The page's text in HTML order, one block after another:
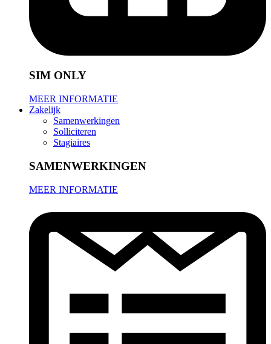
SIM ONLY
MEER INFORMATIE
Zakelijk
Samenwerkingen
Solliciteren
Stagiaires
SAMENWERKINGEN
MEER INFORMATIE